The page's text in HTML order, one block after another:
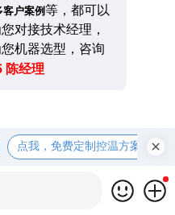
客户案例等，都可以
对接技术经理，
机器选型，咨询
经理
点我，免费定制控温方案